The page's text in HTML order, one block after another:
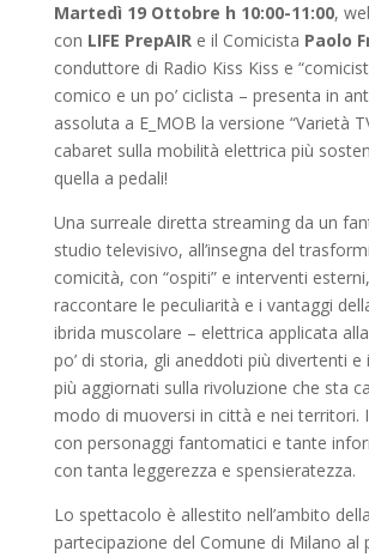
Martedì 19 Ottobre h 10:00-11:00,
con LIFE PrepAIRe il Comicista Paolo
conduttore di Radio Kiss Kiss e
comico e un po’ ciclista – presenta in
assoluta a E_MOB la versione “Varietà
cabaret sulla mobilità elettrica più
quella a pedali!
Una surreale diretta streaming da un
studio televisivo, all’insegna del
comicità, con “ospiti” e interventi
raccontare le peculiarità e i vantaggi
ibrida muscolare – elettrica applicata
po’ di storia, gli aneddoti più divertenti e
più aggiornati sulla rivoluzione che sta
modo di muoversi in città e nei territori.
con personaggi fantomatici e tante
con tanta leggerezza e spensieratezza.
Lo spettacolo è allestito nell’ambito della
partecipazione del Comune di Milano al